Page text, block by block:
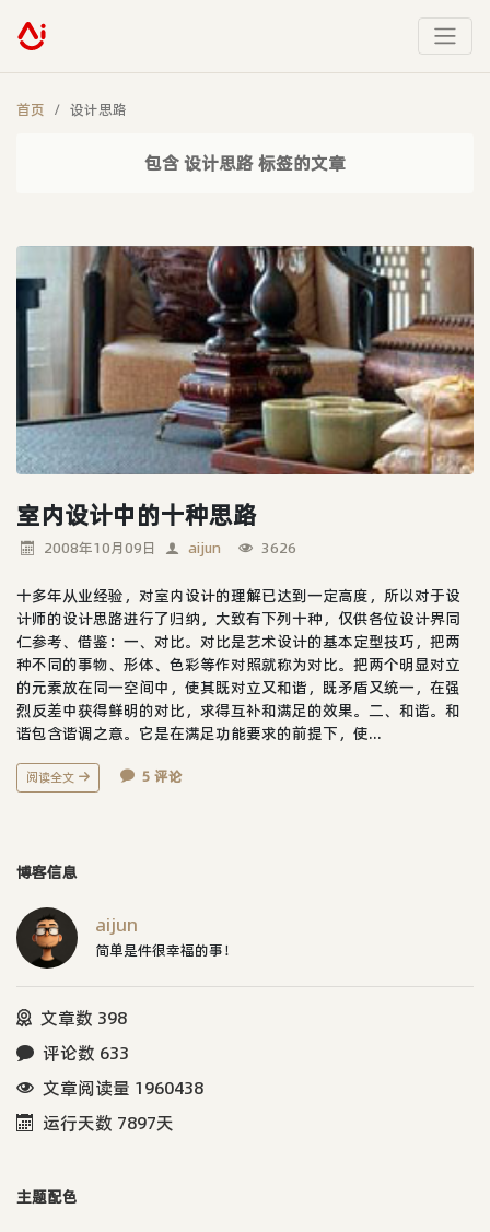
首页 设计思路
包含 设计思路 标签的文章
室内设计中的十种思路
2008年10月09日 aijun 3626
十多年从业经验，对室内设计的理解已达到一定高度，所以对于设
计师的设计思路进行了归纳，大致有下列十种，仅供各位设计界同
仁参考、借鉴：一、对比。对比是艺术设计的基本定型技巧，把两
种不同的事物、形体、色彩等作对照就称为对比。把两个明显对立
的元素放在同一空间中，使其既对立又和谐，既矛盾又统一，在强
烈反差中获得鲜明的对比，求得互补和满足的效果。二、和谐。和
谐包含谐调之意。它是在满足功能要求的前提下，使...
阅读全文 5 评论
博客信息
aijun
简单是件很幸福的事！
文章数 398
评论数 633
文章阅读量 1960438
运行天数 7897天
主题配色